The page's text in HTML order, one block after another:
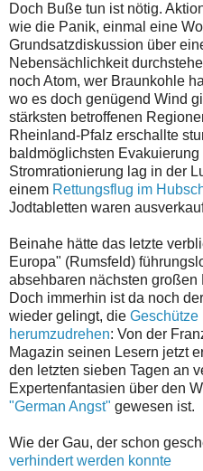
Doch Buße tun ist nötig.
wie die Panik, einmal eine
Grundsatzdiskussion über
Nebensächlichkeit
noch Atom, wer Braunkohle
wo es doch genügend Wind
stärksten betroffenen
Rheinland-Pfalz erschallte
baldmöglichsten
Stromrationierung lag in der
einem Rettungsflug im
Jodtabletten waren
Beinahe hätte das letzte
Europa" (Rumsfeld)
absehbaren nächsten großen
Doch immerhin ist da noch
wieder gelingt, die Geschütze
herumzudrehen: Von der
Magazin seinen Lesern jetzt
den letzten sieben Tagen an
Expertenfantasien über den
"German Angst" gewesen ist.
Wie der Gau, der schon
verhindert werden konnte